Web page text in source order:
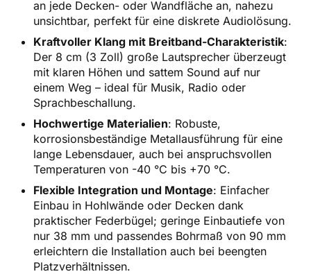
an jede Decken- oder Wandfläche an, nahezu
unsichtbar, perfekt für eine diskrete Audiolösung.
Kraftvoller Klang mit Breitband-Charakteristik:
Der 8 cm (3 Zoll) große Lautsprecher überzeugt
mit klaren Höhen und sattem Sound auf nur
einem Weg – ideal für Musik, Radio oder
Sprachbeschallung.
Hochwertige Materialien: Robuste,
korrosionsbeständige Metallausführung für eine
lange Lebensdauer, auch bei anspruchsvollen
Temperaturen von -40 °C bis +70 °C.
Flexible Integration und Montage: Einfacher
Einbau in Hohlwände oder Decken dank
praktischer Federbügel; geringe Einbautiefe von
nur 38 mm und passendes Bohrmaß von 90 mm
erleichtern die Installation auch bei beengten
Platzverhältnissen.